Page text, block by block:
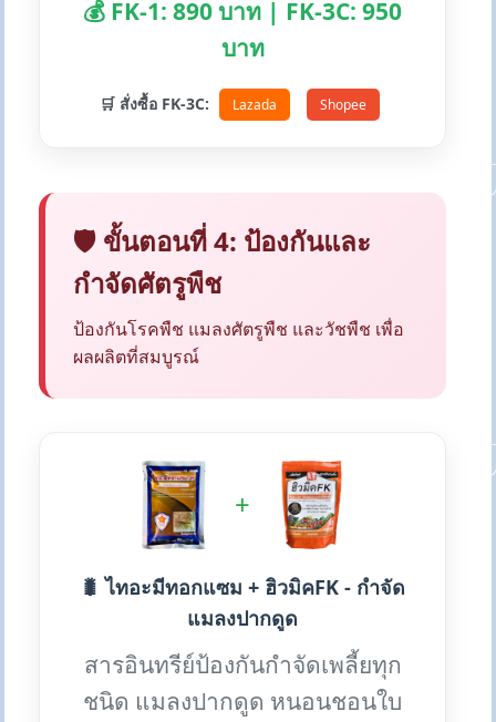
💰 FK-1: 890 บาท | FK-3C: 950
บาท
🛒 สั่งซื้อ FK-3C: Lazada Shopee
🛡️ ขั้นตอนที่ 4: ป้องกันและ
กำจัดศัตรูพืช
ป้องกันโรคพืช แมลงศัตรูพืช และวัชพืช เพื่อ
ผลผลิตที่สมบูรณ์
+
🐛 ไทอะมีทอกแซม + ฮิวมิคFK - กำจัด
แมลงปากดูด
สารอินทรีย์ป้องกันกำจัดเพลี้ยทุก
ชนิด แมลงปากดูด หนอนชอนใบ